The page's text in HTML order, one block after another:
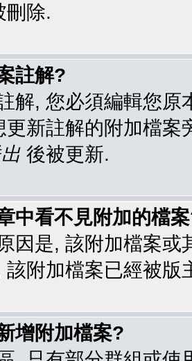
刪除.
註解?
解, 您必須編輯您
更新註解的附加檔案
後被更新.
中看不見附加的檔
因是, 該附加檔案
該附加檔案已經被版
增附加檔案?